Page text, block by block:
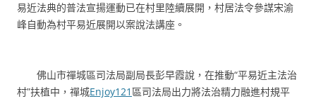
易近法典的普法宣揚運動已在村里陸續展開，村居法令參謀宋渝
峰自動為村平易近展開以案說法講座。
佛山市禪城區司法局副局長彭早霞說，在推動“平易近主法治
村”扶植中，禪城Enjoy121區司法局出力將法治精力融進村規平